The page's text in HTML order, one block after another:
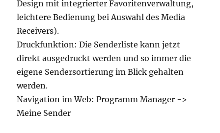
Design mit integrierter Favoritenverwaltung,
leichtere Bedienung bei Auswahl des Media
Receivers).
Druckfunktion: Die Senderliste kann jetzt
direkt ausgedruckt werden und so immer die
eigene Sendersortierung im Blick gehalten
werden.
Navigation im Web: Programm Manager ->
Meine Sender